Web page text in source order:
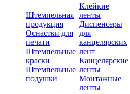
Штемпельная
продукция
Оснастки для
печати
Штемпельные
краски
Штемпельные
подушки
Клейкие
ленты
Диспенсеры
для
канцелярских
лент
Канцелярские
ленты
Монтажные
ленты